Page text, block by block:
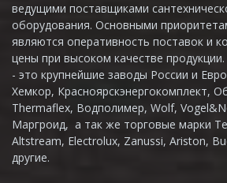
ведущими поставщиками
оборудования. Основными
являются оперативность поставок и
цены при высоком качестве
- это крупнейшие заводы России и
Хемкор, Красноярскэнергокомплект,
Thermaflex, Водполимер, Wolf,
Маргроид, а так же торговые марки
Altstream, Electrolux, Zanussi, Ariston,
другие.